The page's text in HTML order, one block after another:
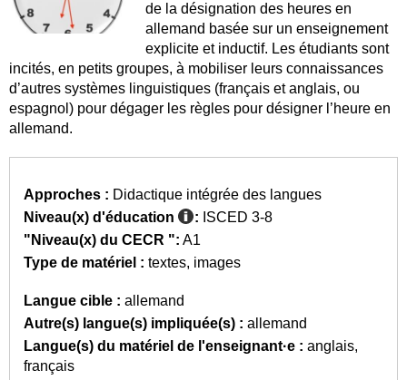
de la désignation des heures en
allemand basée sur un enseignement
explicite et inductif. Les étudiants sont
incités, en petits groupes, à mobiliser leurs connaissances
d’autres systèmes linguistiques (français et anglais, ou
espagnol) pour dégager les règles pour désigner l’heure en
allemand.
Approches : Didactique intégrée des langues
Niveau(x) d'éducation
: ISCED 3-8
"Niveau(x) du CECR ": A1
Type de matériel : textes images
Langue cible : allemand
Autre(s) langue(s) impliquée(s) : allemand
Langue(s) du matériel de l'enseignant·e : anglais
français